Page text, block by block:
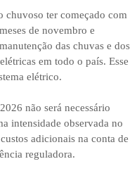
chuvoso ter começado com
de novembro e
das chuvas e dos
em todo o país. Esse
elétrico.
não será necessário
intensidade observada no
adicionais na conta de
reguladora.